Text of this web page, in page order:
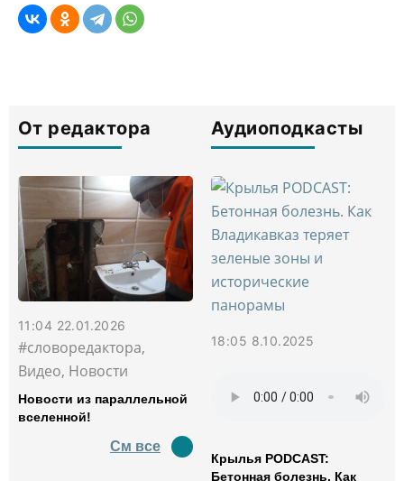
От редактора
11:04 22.01.2026
#словоредактора,
Видео, Новости
Новости из параллельной
вселенной!
См все
Аудиоподкасты
18:05 8.10.2025
Крылья PODCAST:
Бетонная болезнь. Как